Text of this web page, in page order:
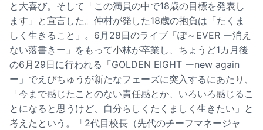
と大喜び。そして「この満員の中で18歳の目標を発表し
ます」と宣言した。仲村が発した18歳の抱負は「たくま
しく生きること」。6月28日のライブ「ぽ～EVER ー消え
ない落書きー」をもって小林が卒業し、ちょうど1カ月後
の6月29日に行われる「GOLDEN EIGHT ーnew again
ー」でえびちゅうが新たなフェーズに突入するにあたり、
「今まで感じたことのない責任感とか、いろいろ感じるこ
とになると思うけど、自分らしくたくましく生きたい」と
考えたという。「2代目校長（先代のチーフマネージャ